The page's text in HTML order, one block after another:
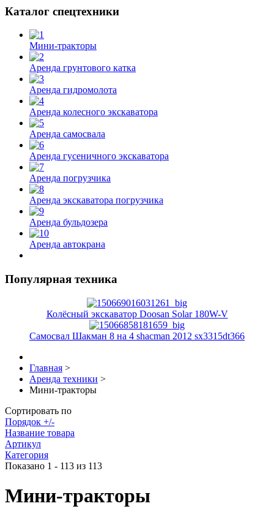
Каталог спецтехники
Мини-тракторы
Аренда грунтового катка
Аренда гидромолота
Аренда колесного экскаватора
Аренда самосвала
Аренда гусеничного экскаватора
Аренда погрузчика
Аренда экскаватора погрузчика
Аренда бульдозера
Аренда автокрана
Популярная техника
Колёсный экскаватор Doosan Solar 180W-V
Самосвал Шакман 8 на 4 shacman 2012 sx3315dt366
Главная >
Аренда техники >
Мини-тракторы
Сортировать по
Порядок +/-
Название товара
Артикул
Категория
Показано 1 - 113 из 113
Мини-тракторы